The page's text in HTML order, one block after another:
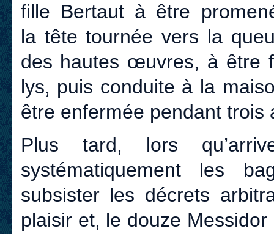
fille Bertaut à être
la tête tournée vers la
des hautes œuvres, à être
lys, puis conduite à la
être enfermée pendant trois
Plus tard, lors
systématiquement les
subsister les décrets
plaisir et, le douze